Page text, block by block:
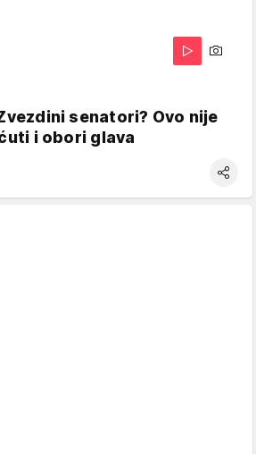
senatori? Ovo nije
i obori glava